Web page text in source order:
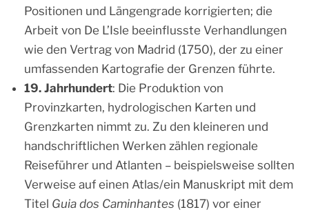
Positionen und Längengrade korrigierten; die
Arbeit von De L’Isle beeinflusste Verhandlungen
wie den Vertrag von Madrid (1750), der zu einer
umfassenden Kartografie der Grenzen führte.
19. Jahrhundert: Die Produktion von
Provinzkarten, hydrologischen Karten und
Grenzkarten nimmt zu. Zu den kleineren und
handschriftlichen Werken zählen regionale
Reiseführer und Atlanten – beispielsweise sollten
Verweise auf einen Atlas/ein Manuskript mit dem
Titel Guia dos Caminhantes (1817) vor einer